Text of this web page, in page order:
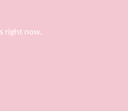
right now.